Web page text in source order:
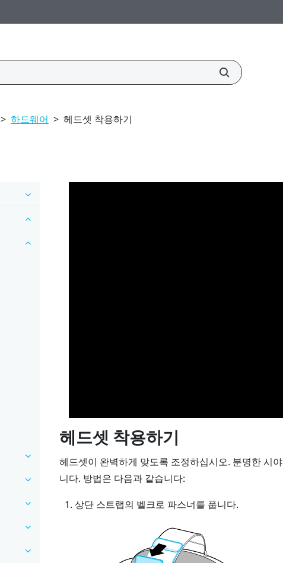
> 하드웨어 > 헤드셋 착용하기
헤드셋 착용하기
헤드셋이 완벽하게 맞도록 조정하십시오. 분명한 시
니다. 방법은 다음과 같습니다:
상단 스트랩의 벨크로 파스너를 풉니다.